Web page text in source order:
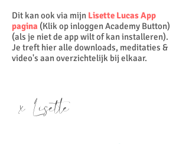
Dit kan ook via mijn Lisette Lucas App
pagina (Klik op inloggen Academy Button)
(als je niet de app wilt of kan installeren).
Je treft hier alle downloads, meditaties &
video's aan overzichtelijk bij elkaar.
x Lisette